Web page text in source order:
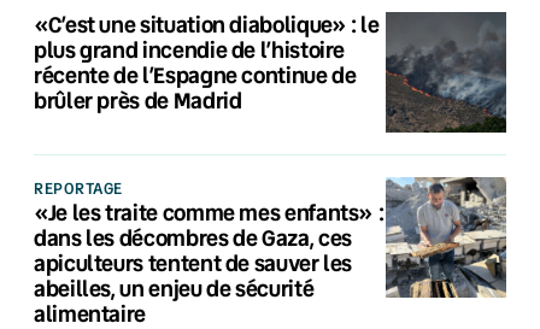
«C’est une situation diabolique» : le
plus grand incendie de l’histoire
récente de l’Espagne continue de
brûler près de Madrid
REPORTAGE
«Je les traite comme mes enfants» :
dans les décombres de Gaza, ces
apiculteurs tentent de sauver les
abeilles, un enjeu de sécurité
alimentaire